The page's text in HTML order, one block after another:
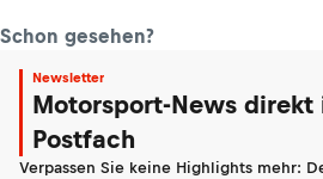
Schon gesehen?
Newsletter
Motorsport-News direkt
Postfach
Verpassen Sie keine Highlights mehr: